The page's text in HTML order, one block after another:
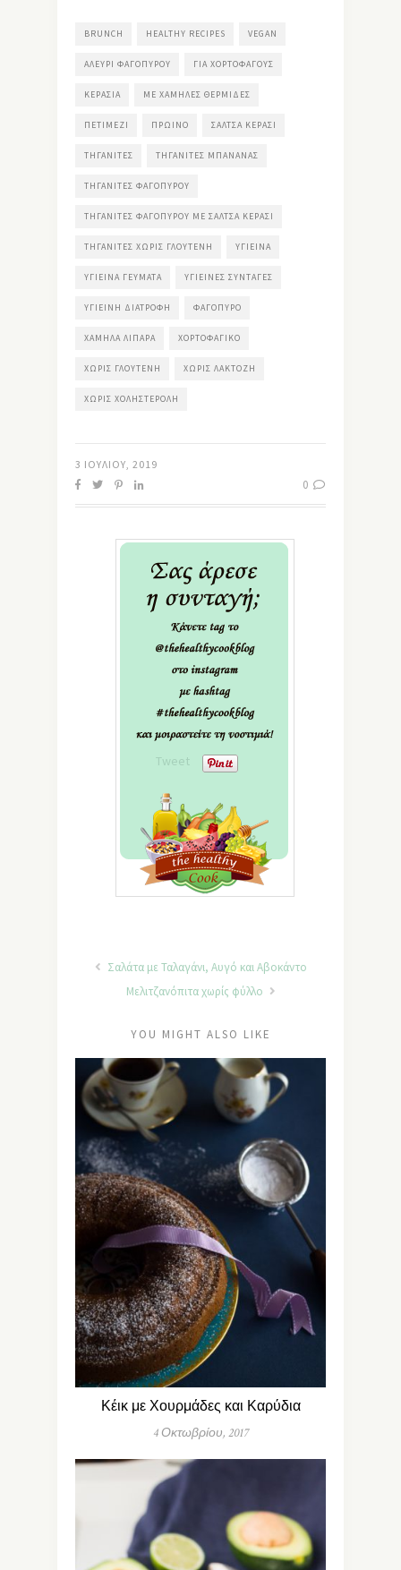
BRUNCH HEALTHY RECIPES VEGAN
ΑΛΕΎΡΙ ΦΑΓΌΠΥΡΟΥ ΓΙΑ ΧΟΡΤΟΦΆΓΟΥΣ
ΚΕΡΆΣΙΑ ΜΕ ΧΑΜΗΛΈΣ ΘΕΡΜΊΔΕΣ
ΠΕΤΙΜΈΖΙ ΠΡΩΙΝΌ ΣΆΛΤΣΑ ΚΕΡΆΣΙ
ΤΗΓΑΝΊΤΕΣ ΤΗΓΑΝΊΤΕΣ ΜΠΑΝΆΝΑΣ
ΤΗΓΑΝΊΤΕΣ ΦΑΓΌΠΥΡΟΥ
ΤΗΓΑΝΊΤΕΣ ΦΑΓΌΠΥΡΟΥ ΜΕ ΣΆΛΤΣΑ ΚΕΡΆΣΙ
ΤΗΓΑΝΊΤΕΣ ΧΩΡΊΣ ΓΛΟΥΤΈΝΗ ΥΓΙΕΙΝΆ
ΥΓΙΕΙΝΆ ΓΕΎΜΑΤΑ ΥΓΙΕΙΝΈΣ ΣΥΝΤΑΓΈΣ
ΥΓΙΕΙΝΉ ΔΙΑΤΡΟΦΉ ΦΑΓΌΠΥΡΟ
ΧΑΜΗΛΆ ΛΙΠΑΡΆ ΧΟΡΤΟΦΑΓΙΚΌ
ΧΩΡΊΣ ΓΛΟΥΤΈΝΗ ΧΩΡΊΣ ΛΑΚΤΌΖΗ
ΧΩΡΊΣ ΧΟΛΗΣΤΕΡΌΛΗ
3 ΙΟΥΛΊΟΥ, 2019
0
Tweet
Σαλάτα με Ταλαγάνι, Αυγό και Αβοκάντο
Μελιτζανόπιτα χωρίς φύλλο
YOU MIGHT ALSO LIKE
Κέικ με Χουρμάδες και Καρύδια
4 Οκτωβρίου, 2017